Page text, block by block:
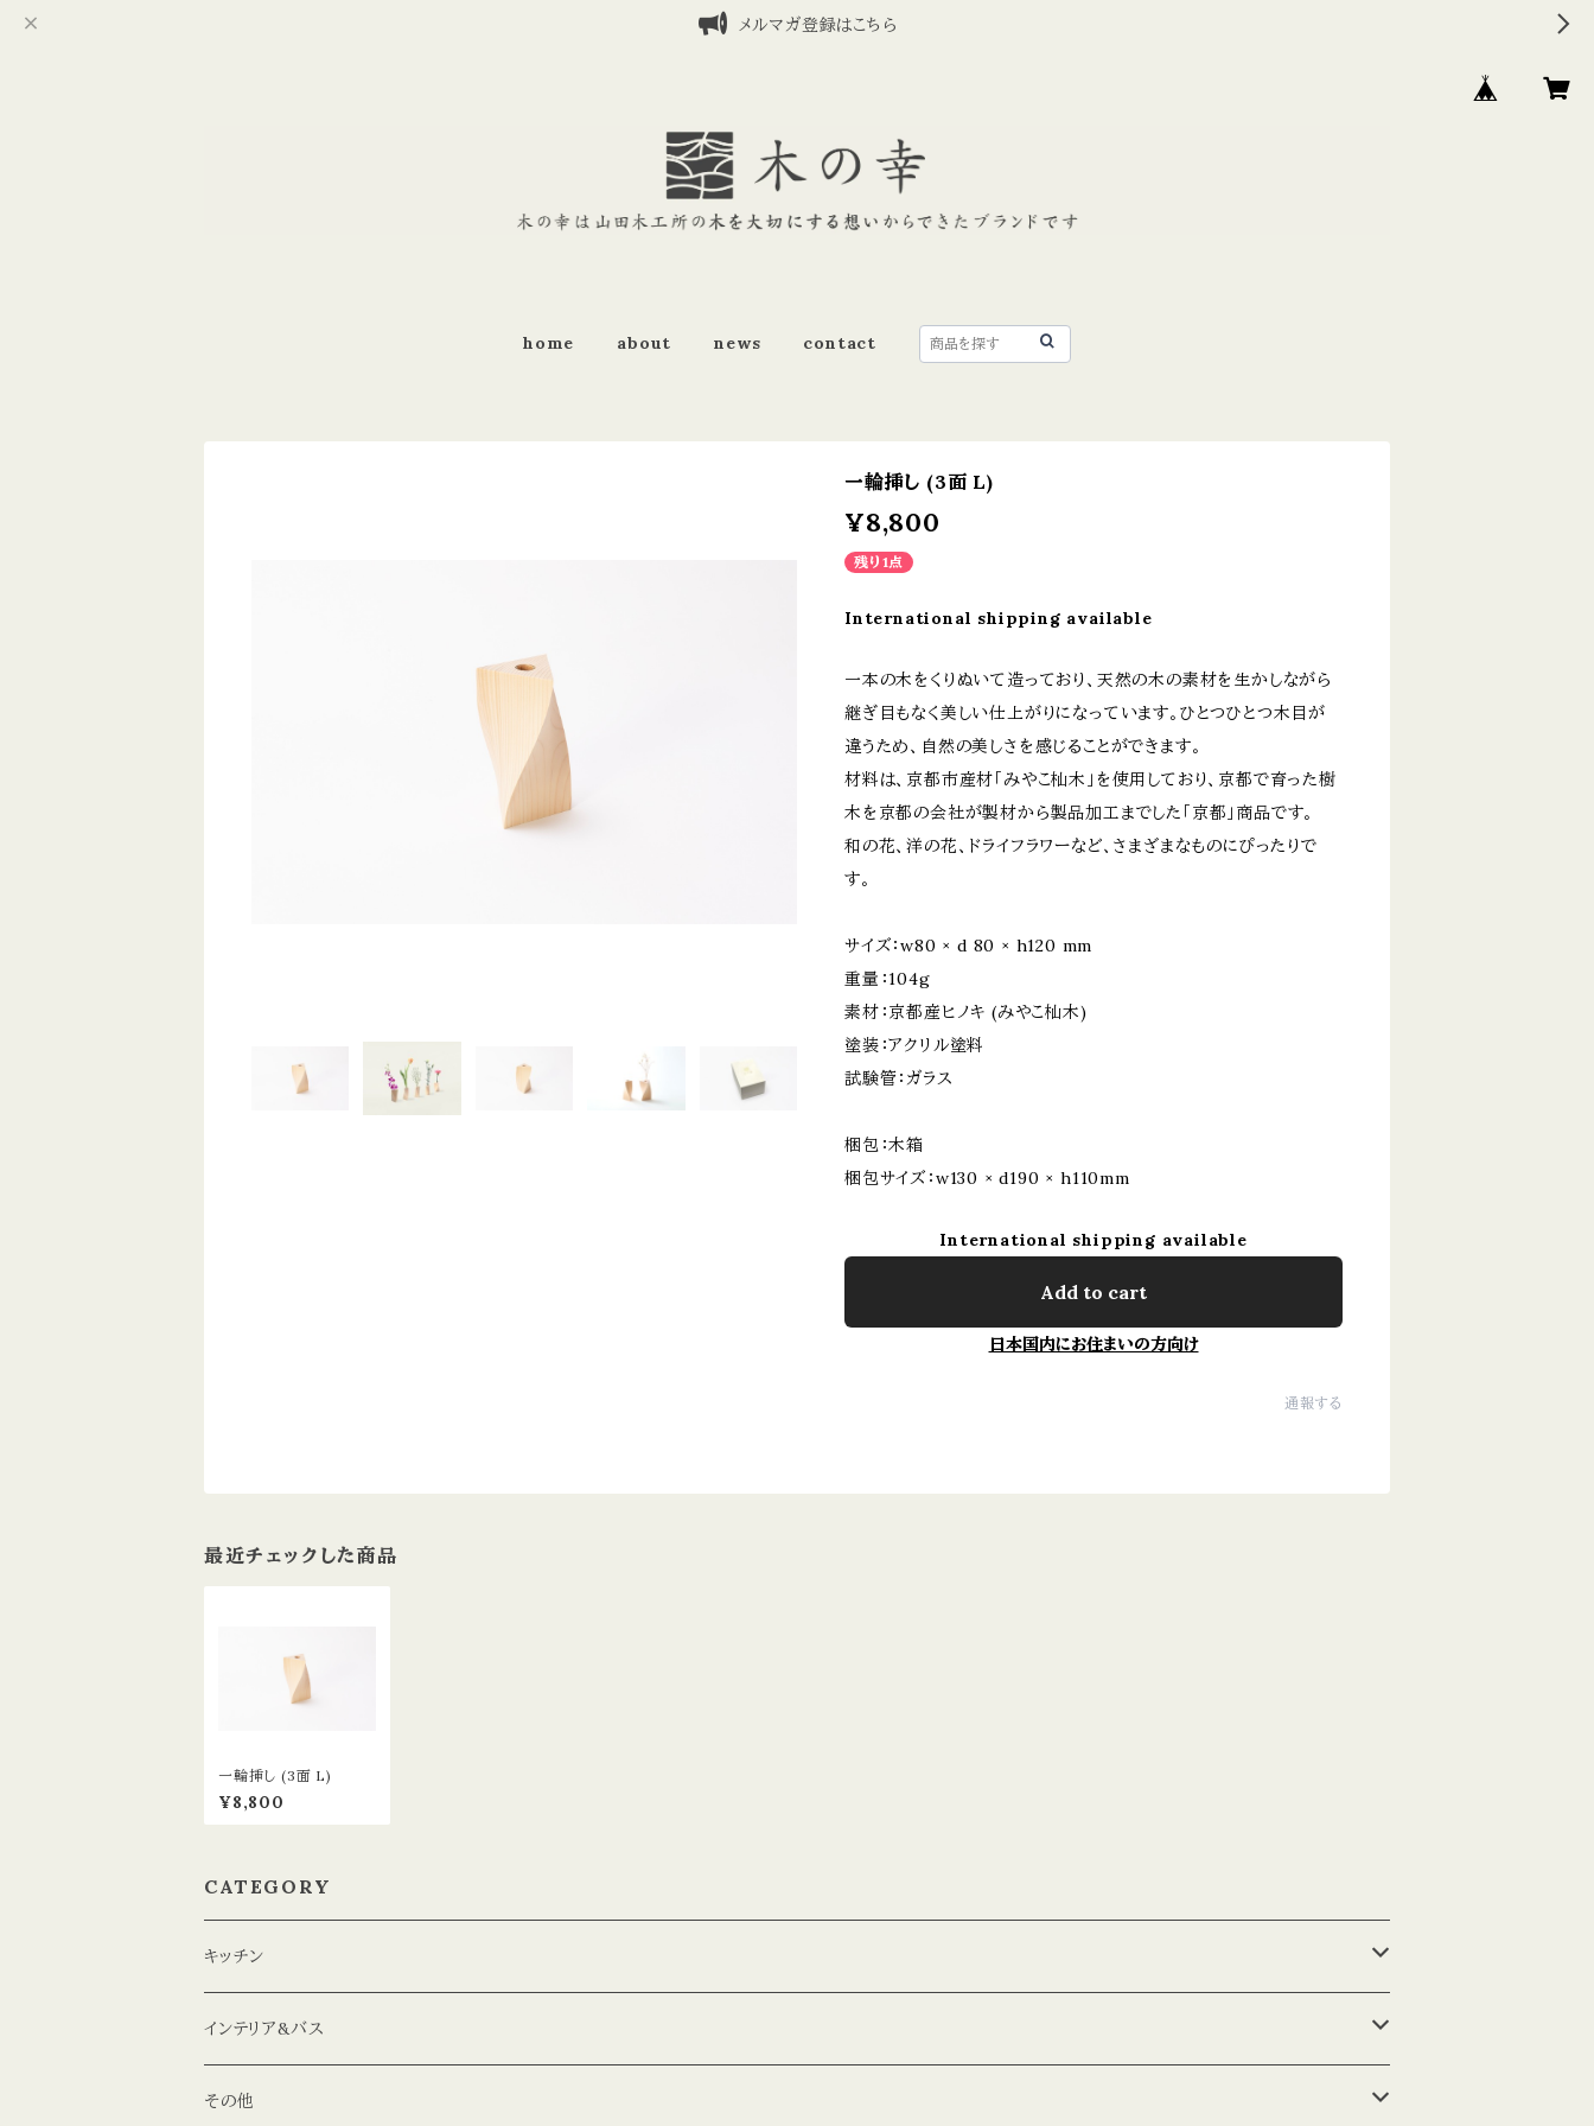
メルマガ登録はこちら
home about news contact
一輪挿し (3面 L)
¥8,800
残り1点
International shipping available
一本の木をくりぬいて造っており、天然の木の素材を生かしながら
継ぎ目もなく美しい仕上がりになっています。ひとつひとつ木目が
違うため、自然の美しさを感じることができます。
材料は、京都市産材「みやこ杣木」を使用しており、京都で育った樹
木を京都の会社が製材から製品加工までした「京都」商品です。
和の花、洋の花、ドライフラワーなど、さまざまなものにぴったりで
す。
サイズ：w80 × d 80 × h120 mm
重量：104g
素材：京都産ヒノキ (みやこ杣木)
塗装：アクリル塗料
試験管：ガラス
梱包：木箱
梱包サイズ：w130 × d190 × h110mm
International shipping available
Add to cart
日本国内にお住まいの方向け
通報する
最近チェックした商品
一輪挿し (3面 L)
¥8,800
CATEGORY
キッチン
コップ
プレート
インテリア&バス
花瓶
その他